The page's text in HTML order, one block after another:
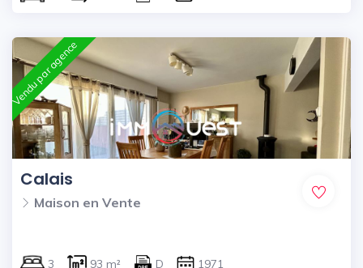
Vendu par agence
Calais
Maison en Vente
3 93 m² D 1971